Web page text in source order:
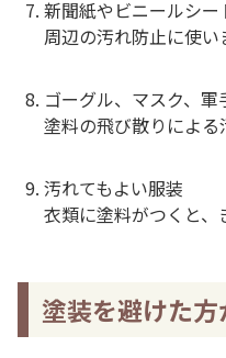
新聞紙やビニールシー
周辺の汚れ防止に使い
ゴーグル、マスク、
塗料の飛び散りによ
汚れてもよい服装
衣類に塗料がつくと
塗装を避けた